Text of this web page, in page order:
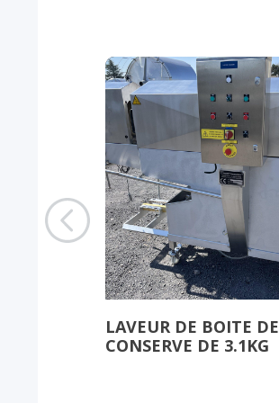
LAVEUR DE BOITE DE
CONSERVE DE 3.1KG